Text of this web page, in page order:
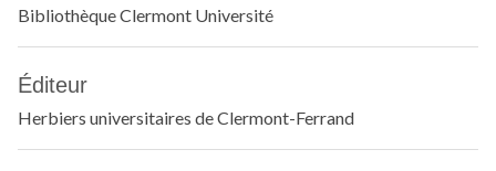
Bibliothèque Clermont Université
Éditeur
Herbiers universitaires de Clermont-Ferrand